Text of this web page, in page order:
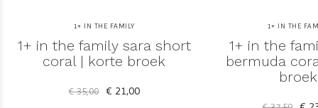
1+ IN THE FAMILY
1+ in the family sara short
coral | korte broek
€ 35,00 € 21,00
1+ IN THE
1+ in the
bermuda
broek